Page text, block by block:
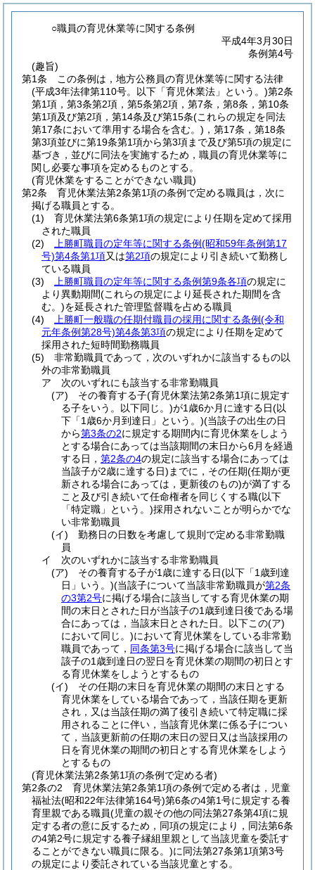
○職員の育児休業等に関する条例
平成4年3月30日
条例第4号
(趣旨)
第1条
この条例は，地方公務員の育児休業等に関する法律
(平成3年法律第110号。以下「育児休業法」という。)第2条
第1項，第3条第2項，第5条第2項，第7条，第8条，第10条
第1項及び第2項，第14条及び第15条(これらの規定を同法
第17条において準用する場合を含む。) ，第17条，第18条
第3項並びに第19条第1項から第3項まで及び第5項の規定に
基づき，並びに同法を実施するため，職員の育児休業等に
関し必要な事項を定めるものとする。
(育児休業をすることができない職員)
第2条
育児休業法第2条第1項の条例で定める職員は，次に
掲げる職員とする。
(1)
育児休業法第6条第1項の規定により任期を定めて採用
された職員
(2)
上勝町職員の定年等に関する条例(昭和59年条例第17
号)第4条第1項又は第2項の規定により引き続いて勤務し
ている職員
(3)
上勝町職員の定年等に関する条例第9条各項の規定に
より異動期間(これらの規定により延長された期間を含
む。)を延長された管理監督職を占める職員
(4)
上勝町一般職の任期付職員の採用に関する条例(令和
元年条例第28号)第4条第3項の規定により任期を定めて
採用された短時間勤務職員
(5)
非常勤職員であって，次のいずれかに該当するもの以
外の非常勤職員
ア
次のいずれにも該当する非常勤職員
(ア)
その養育する子(育児休業法第2条第1項に規定す
る子をいう。以下同じ。)が1歳6か月に達する日(以
下「1歳6か月到達日」という。)(当該子の出生の日
から第3条の2に規定する期間内に育児休業をしよう
とする場合にあっては当該期間の末日から6月を経過
する日，第2条の4の規定に該当する場合にあっては
当該子が2歳に達する日) までに，その任期(任期が更
新される場合にあっては，更新後のもの)が満了する
こと及び引き続いて任命権者を同じくする職(以下
「特定職」という。)採用されないことが明らかでな
い非常勤職員
(イ)
勤務日の日数を考慮して規則で定める非常勤職
員
イ
次のいずれかに該当する非常勤職員
(ア)
その養育する子が1歳に達する日(以下「1歳到達
日」いう。)(当該子について当該非常勤職員が第2条
の3第2号に掲げる場合に該当してする育児休業の期
間の末日とされた日が当該子の1歳到達日後である場
合にあっては，当該末日とされた日。以下この(ア)
において同じ。)において育児休業をしている非常勤
職員であって， 同条第3号に掲げる場合に該当して当
該子の1歳到達日の翌日を育児休業の期間の初日とす
る育児休業をしようとするもの
(イ)
その任期の末日を育児休業の期間の末日とする
育児休業をしている場合であって，当該任期を更新
され，又は当該任期の満了後引き続いて特定職に採
用されることに伴い，当該育児休業に係る子につい
て，当該更新前の任期の末日の翌日又は当該採用の
日を育児休業の期間の初日とする育児休業をしよう
とするもの
(育児休業法第2条第1項の条例で定める者)
第2条の2
育児休業法第2条第1項の条例で定める者は，児童
福祉法(昭和22年法律第164号)第6条の4第1号に規定する養
育里親である職員(児童の親その他の同法第27条第4項に規
定する者の意に反するため，同項の規定により，同法第6条
の4第2号に規定する養子縁組里親として当該児童を委託す
ることができない職員に限る。)に同法第27条第1項第3号
の規定により委託されている当該児童とする。